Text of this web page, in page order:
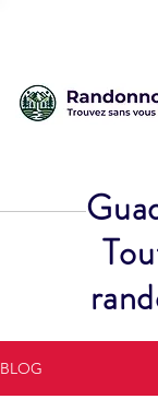
BLOG